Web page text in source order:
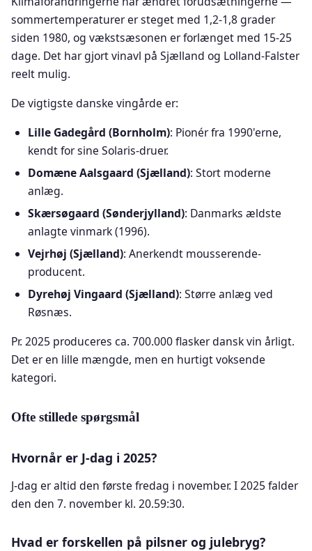
sommertemperaturer er steget med 1,2-1,8 grader
siden 1980, og vækstsæsonen er forlænget med 15-25
dage. Det har gjort vinavl på Sjælland og Lolland-Falster
reelt mulig.
De vigtigste danske vingårde er:
Lille Gadegård (Bornholm): Pionér fra 1990'erne,
kendt for sine Solaris-druer.
Domæne Aalsgaard (Sjælland): Stort moderne
anlæg.
Skærsøgaard (Sønderjylland): Danmarks ældste
anlagte vinmark (1996).
Vejrhøj (Sjælland): Anerkendt mousserende-
producent.
Dyrehøj Vingaard (Sjælland): Større anlæg ved
Røsnæs.
Pr. 2025 produceres ca. 700.000 flasker dansk vin årligt.
Det er en lille mængde, men en hurtigt voksende
kategori.
Ofte stillede spørgsmål
Hvornår er J-dag i 2025?
J-dag er altid den første fredag i november. I 2025 falder
den den 7. november kl. 20.59:30.
Hvad er forskellen på pilsner og julebryg?